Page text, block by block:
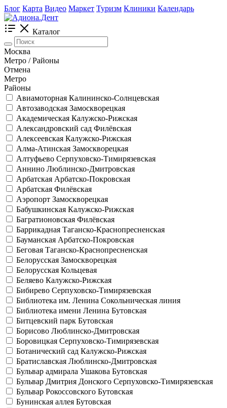
Блог Карта Видео Маркет Туризм Клиники Календарь
Каталог
Москва
Метро / Районы
Отмена
Метро
Районы
Авиамоторная Калининско-Солнцевская
Автозаводская Замоскворецкая
Академическая Калужско-Рижская
Александровский сад Филёвская
Алексеевская Калужско-Рижская
Алма-Атинская Замоскворецкая
Алтуфьево Серпуховско-Тимирязевская
Аннино Люблинско-Дмитровская
Арбатская Арбатско-Покровская
Арбатская Филёвская
Аэропорт Замоскворецкая
Бабушкинская Калужско-Рижская
Багратионовская Филёвская
Баррикадная Таганско-Краснопресненская
Бауманская Арбатско-Покровская
Беговая Таганско-Краснопресненская
Белорусская Замоскворецкая
Белорусская Кольцевая
Беляево Калужско-Рижская
Бибирево Серпуховско-Тимирязевская
Библиотека им. Ленина Сокольническая линия
Библиотека имени Ленина Бутовская
Битцевский парк Бутовская
Борисово Люблинско-Дмитровская
Боровицкая Серпуховско-Тимирязевская
Ботанический сад Калужско-Рижская
Братиславская Люблинско-Дмитровская
Бульвар адмирала Ушакова Бутовская
Бульвар Дмитрия Донского Серпуховско-Тимирязевская
Бульвар Рокоссовского Бутовская
Бунинская аллея Бутовская